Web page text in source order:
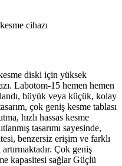
diski için yüksek
Labotom-15 hemen hemen
büyük veya küçük, kolay
çok geniş kesme tablası
hızlı hassas kesme
tasarımı sayesinde,
benzersiz erişim ve farklı
Çok geniş
kapasitesi sağlar Güçlü